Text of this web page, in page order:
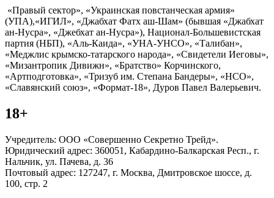
«Правый сектор», «Украинская повстанческая армия»
(УПА),«ИГИЛ», «Джабхат Фатх аш-Шам» (бывшая «Джабхат
ан-Нусра», «Джебхат ан-Нусра»), Национал-Большевистская
партия (НБП), «Аль-Каида», «УНА-УНСО», «Талибан»,
«Меджлис крымско-татарского народа», «Свидетели Иеговы»,
«Мизантропик Дивижн», «Братство» Корчинского,
«Артподготовка», «Тризуб им. Степана Бандеры», «НСО»,
«Славянский союз», «Формат-18», Дуров Павел Валерьевич.
18+
Учредитель: ООО «Совершенно Секретно Трейд».
Юридический адрес: 360051, Кабардино-Балкарская Респ., г.
Нальчик, ул. Пачева, д. 36
Почтовый адрес: 127247, г. Москва, Дмитровское шоссе, д.
100, стр. 2